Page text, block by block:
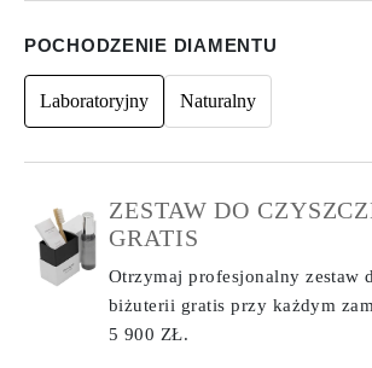
trwałe trzpienie z nacięciem, gwarantujące
noszenie. Ten model łączy elegancję i trwałość,
dodatek do każdej kolekcji.
POCHODZENIE DIAMENTU
Laboratoryjny Naturalny
ZESTAW DO
GRATIS
Otrzymaj profesjonalny zestaw
biżuterii gratis przy każdym
5 900 ZŁ.